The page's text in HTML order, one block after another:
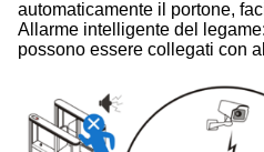
automaticamente il portone,
Allarme intelligente del
possono essere collegati con